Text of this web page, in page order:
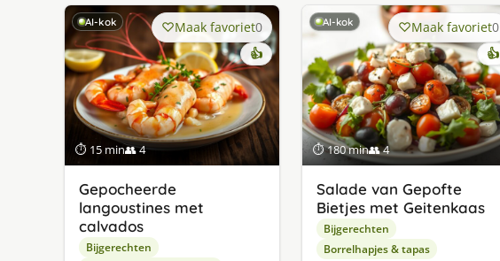
AI-kok
⏱ 15 min👥 4
Maak favoriet0
👍
Gepocheerde
langoustines met
calvados
Bijgerechten
AI-kok
⏱ 180 min👥 4
Maak favoriet0
👍
Salade van Gepofte
Bietjes met Geitenkaas
Bijgerechten
Borrelhapjes & tapas